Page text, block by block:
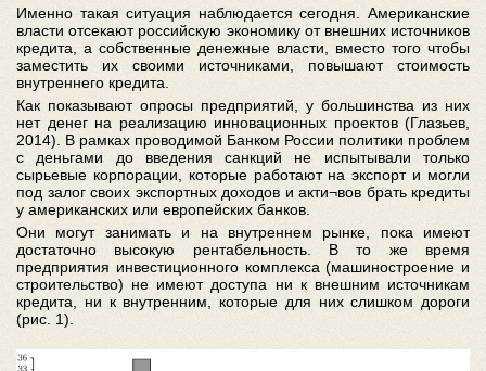
Именно такая ситуация наблюдается сегодня. Американские
власти отсекают российскую экономику от внешних источников
кредита, а собственные денежные власти, вместо того чтобы
заместить их своими источниками, повышают стоимость
внутреннего кредита.
Как показывают опросы предприятий, у большинства из них
нет денег на реализацию инновационных проектов (Глазьев,
2014). В рамках проводимой Банком России политики проблем
с деньгами до введения санкций не испытывали только
сырьевые корпорации, которые работают на экспорт и могли
под залог своих экспортных доходов и акти¬вов брать кредиты
у американских или европейских банков.
Они могут занимать и на внутреннем рынке, пока имеют
достаточно высокую рентабельность. В то же время
предприятия инвестиционного комплекса (машиностроение и
строительство) не имеют доступа ни к внешним источникам
кредита, ни к внутренним, которые для них слишком дороги
(рис. 1).